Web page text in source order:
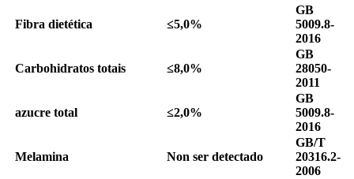
Fibra dietética ≤5,0%
GB
5009.8-
2016
Carbohidratos totais ≤8,0%
GB
28050-
2011
azucre total ≤2,0%
GB
5009.8-
2016
Melamina Non ser detectado
GB/T
20316.2-
2006